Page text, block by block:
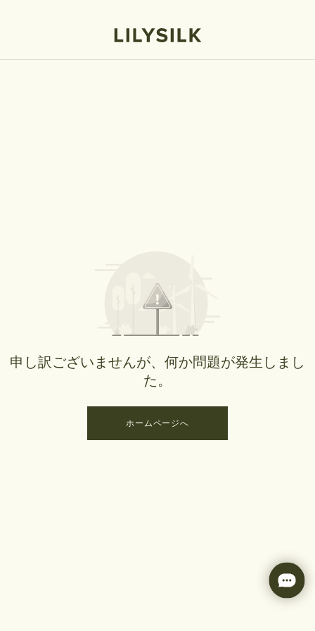
申し訳ございませんが、何か問題が発生しまし
た。
ホームページへ